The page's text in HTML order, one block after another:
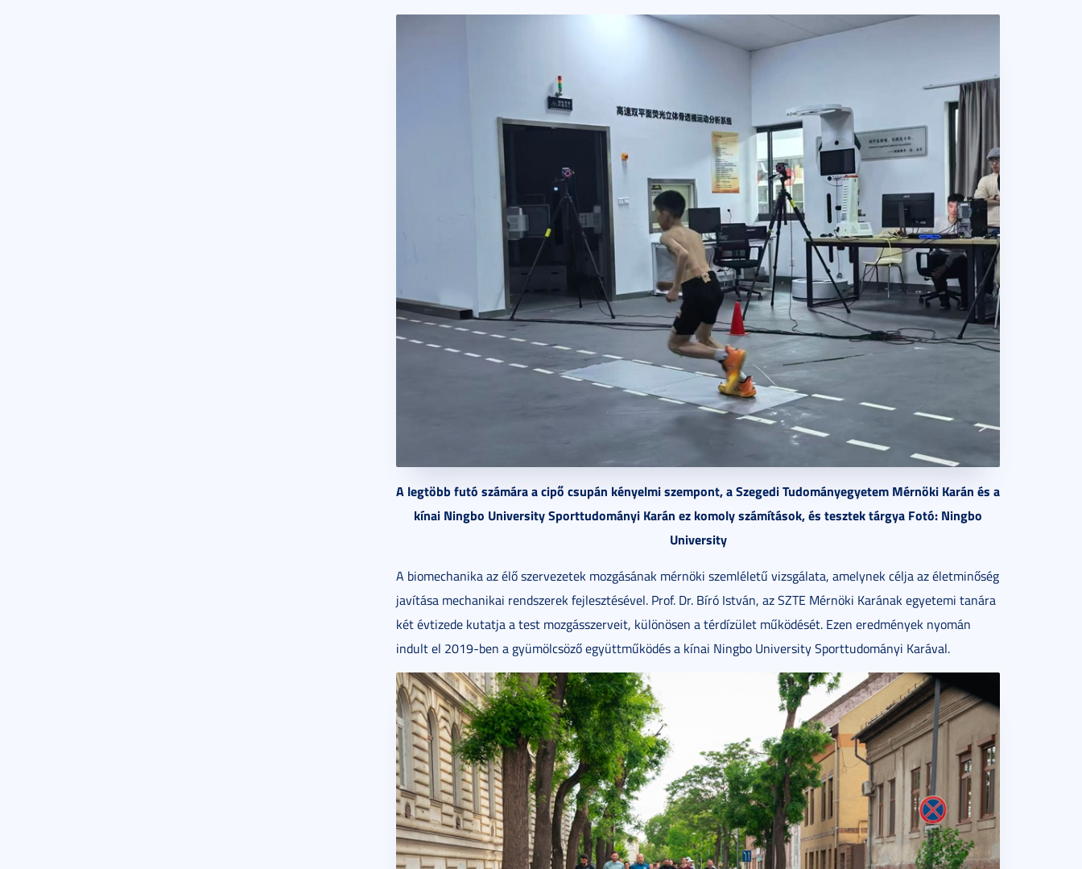
A legtöbb futó számára a cipő csupán kényelmi szempont, a Szegedi Tudományegyetem Mérnöki Karán és a
kínai Ningbo University Sporttudományi Karán ez komoly számítások, és tesztek tárgya Fotó: Ningbo
University
A biomechanika az élő szervezetek mozgásának mérnöki szemléletű vizsgálata, amelynek célja az életminőség
javítása mechanikai rendszerek fejlesztésével. Prof. Dr. Bíró István, az SZTE Mérnöki Karának egyetemi tanára
két évtizede kutatja a test mozgásszerveit, különösen a térdízület működését. Ezen eredmények nyomán
indult el 2019-ben a gyümölcsöző együttműködés a kínai Ningbo University Sporttudományi Karával.